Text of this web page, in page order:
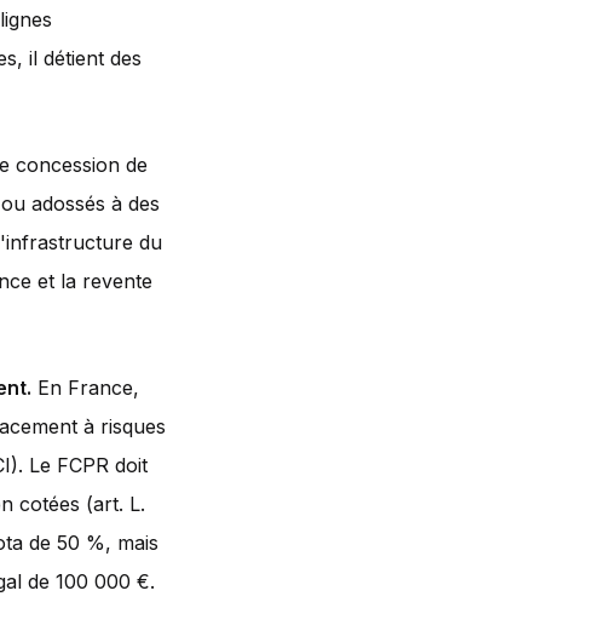
il détient des
concession de
adossés à des
du
et la revente
En France,
à risques
Le FCPR doit
cotées (art. L.
de 50 %, mais
de 100 000 €.